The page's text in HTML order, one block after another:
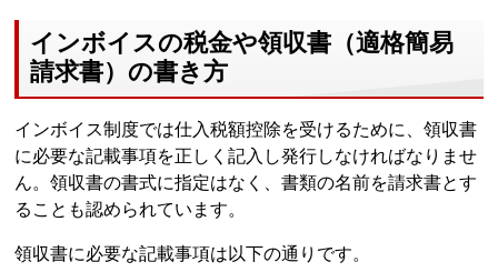
インボイスの税金や領収書（適格簡易
請求書）の書き方
インボイス制度では仕入税額控除を受けるために、領収書
に必要な記載事項を正しく記入し発行しなければなりませ
ん。領収書の書式に指定はなく、書類の名前を請求書とす
ることも認められています。
領収書に必要な記載事項は以下の通りです。